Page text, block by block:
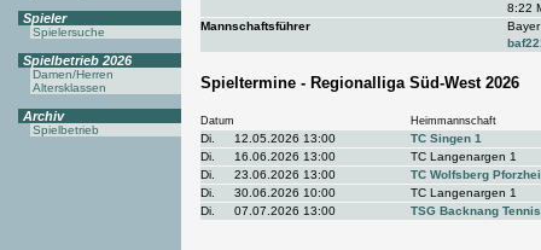
Spieler
Spielersuche
Spielbetrieb 2026
Damen/Herren
Altersklassen
Archiv
Spielbetrieb
8:22
Mannschaftsführer
Spieltermine - Regionalliga Süd-West 2026
Datum Heimmannschaft
Di. 12.05.2026 13:00
TC Singen 1
Di.
16.06.2026 13:00
TC Langenargen 1
Di.
23.06.2026 13:00
TC Wolfsberg
Di.
30.06.2026 10:00
TC Langenargen 1
Di.
07.07.2026 13:00 TSG Backnang